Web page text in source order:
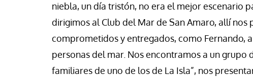
niebla, un día tristón, no era el mejor escenario
dirigimos al Club del Mar de San Amaro, allí nos
comprometidos y entregados, como Fernando,
personas del mar. Nos encontramos a un grupo
familiares de uno de los de La Isla”, nos